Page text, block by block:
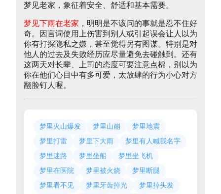
梦见老家，象征着安全、舒适和基本需要。
梦见下雨在老家 ，明明是不该问的事就是忍不住好
奇。因言词使用上伤害到别人或引起误会让人以为
你有打探隐私之嫌，甚至觉得另有图谋。特别是对
他人的过去及失败经历应尽量避免去碰触到。还有
这两天对长辈、上司的态度可要注意点棉，别以为
你在他们心目中有多可爱，太放肆的行为小心对方
翻脸钉人喔。
梦里火山爆发 梦里山崩
梦里地震
梦里打雷
梦里下大雨
梦里有人喊我名字
梦里迷路
梦里坐船
梦里坐飞机
梦里在医院
梦里被火烧
梦里断腿
梦里看不见
梦里牙齿掉光 梦里掉头发